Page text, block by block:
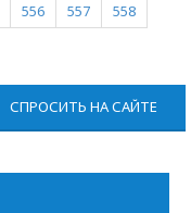
556 557
558
СПРОСИТЬ НА САЙТЕ